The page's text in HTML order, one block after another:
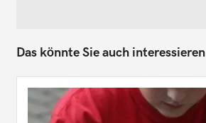
Das könnte Sie auch interessieren